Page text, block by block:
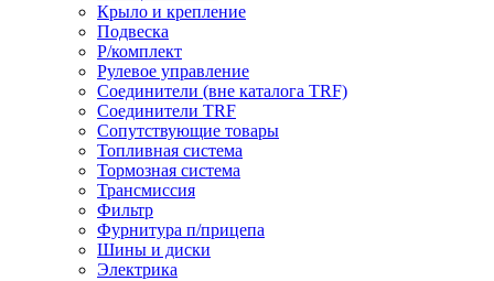
Крыло и крепление
Подвеска
Р/комплект
Рулевое управление
Соединители (вне каталога TRF)
Соединители TRF
Сопутствующие товары
Топливная система
Тормозная система
Трансмиссия
Фильтр
Фурнитура п/прицепа
Шины и диски
Электрика